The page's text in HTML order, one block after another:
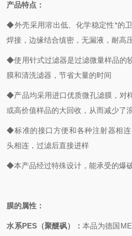
产品特点：
◆外壳采用溶出低、化学稳定性*的
焊接，边缘结合缜密，无漏液，耐高
◆使用针式过滤器是过滤微量样品的
膜和清洗滤器，节省大量的时间
◆产品均采用进口优质微孔滤膜，对
或高价值样品的大回收，从而减少了
◆标准的接口方便和各种注射器相
头相连，过滤后直接进样
◆本产品经过特殊设计，能承受的爆
膜的属性：
水系PES（聚醚砜）： 本品为德国